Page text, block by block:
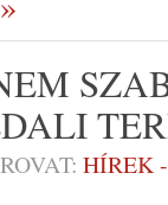
ROVAT: HÍREK